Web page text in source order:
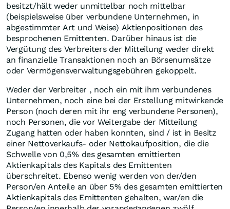
besitzt/hält weder unmittelbar noch mittelbar
(beispielsweise über verbundene Unternehmen, in
abgestimmter Art und Weise) Aktienpositionen des
besprochenen Emittenten. Darüber hinaus ist die
Vergütung des Verbreiters der Mitteilung weder direkt
an finanzielle Transaktionen noch an Börsenumsätze
oder Vermögensverwaltungsgebühren gekoppelt.
Weder der Verbreiter , noch ein mit ihm verbundenes
Unternehmen, noch eine bei der Erstellung mitwirkende
Person (noch deren mit ihr eng verbundene Personen),
noch Personen, die vor Weitergabe der Mitteilung
Zugang hatten oder haben konnten, sind / ist in Besitz
einer Nettoverkaufs- oder Nettokaufposition, die die
Schwelle von 0,5% des gesamten emittierten
Aktienkapitals des Kapitals des Emittenten
überschreitet. Ebenso wenig werden von der/den
Person/en Anteile an über 5% des gesamten emittierten
Aktienkapitals des Emittenten gehalten, war/en die